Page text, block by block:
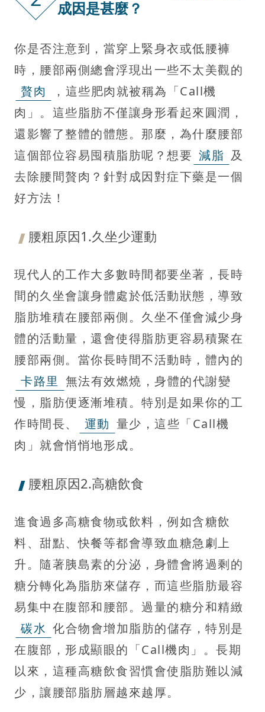
成因是甚麼？
你是否注意到，當穿上緊身衣或低腰褲
時，腰部兩側總會浮現出一些不太美觀的
贅肉
，這些肥肉就被稱為「Call機
肉」。這些脂肪不僅讓身形看起來圓潤，
還影響了整體的體態。那麼，為什麼腰部
這個部位容易囤積脂肪呢？想要 減脂 及
去除腰間贅肉？針對成因對症下藥是一個
好方法！
腰粗原因1.久坐少運動
現代人的工作大多數時間都要坐著，長時
間的久坐會讓身體處於低活動狀態，導致
脂肪堆積在腰部兩側。久坐不僅會減少身
體的活動量，還會使得脂肪更容易積聚在
腰部兩側。當你長時間不活動時，體內的
卡路里 無法有效燃燒，身體的代謝變
慢，脂肪便逐漸堆積。特別是如果你的工
作時間長、
運動 量少，這些「Call機
肉」就會悄悄地形成。
腰粗原因2.高糖飲食
進食過多高糖食物或飲料，例如含糖飲
料、甜點、快餐等都會導致血糖急劇上
升。隨著胰島素的分泌，身體會將過剩的
糖分轉化為脂肪來儲存，而這些脂肪最容
易集中在腹部和腰部。過量的糖分和精緻
碳水 化合物會增加脂肪的儲存，特別是
在腹部，形成顯眼的「Call機肉」。長期
以來，這種高糖飲食習慣會使脂肪難以減
少，讓腰部脂肪層越來越厚。